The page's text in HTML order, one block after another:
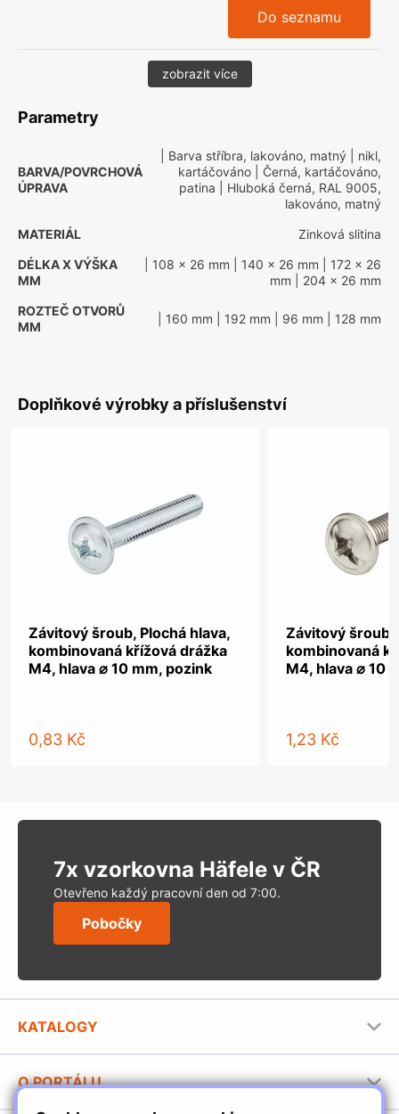
Do seznamu
zobrazit více
Parametry
BARVA/POVRCHOVÁ
ÚPRAVA
| Barva stříbra, lakováno, matný | nikl,
kartáčováno | Černá, kartáčováno,
patina | Hluboká černá, RAL 9005,
lakováno, matný
MATERIÁL
Zinková slitina
DÉLKA X VÝŠKA
MM
| 108 x 26 mm | 140 x 26 mm | 172 x 26
mm | 204 x 26 mm
ROZTEČ OTVORŮ
MM
| 160 mm | 192 mm | 96 mm | 128 mm
Doplňkové výrobky a příslušenství
Závitový šroub, Plochá hlava,
kombinovaná křížová drážka
M4, hlava ⌀ 10 mm, pozink
0,83 Kč
Závitový šroub,
kombinovaná
M4, hlava ⌀ 10
1,23 Kč
7x vzorkovna Häfele v ČR
Otevřeno každý pracovní den od 7:00.
Pobočky
KATALOGY
Stavební katalog Häfele
O PORTÁLU